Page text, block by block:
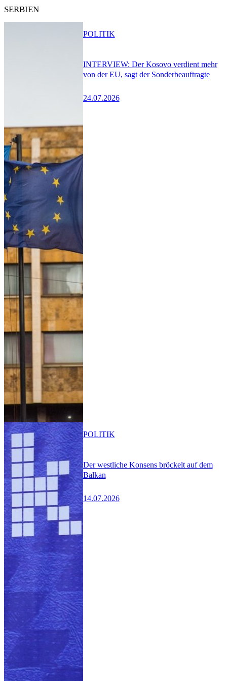
SERBIEN
INTERVIEW: Der Kosovo verdient mehr
von der EU, sagt der Sonderbeauftragte
24.07.2026
POLITIK
Der westliche Konsens bröckelt auf dem
Balkan
14.07.2026
POLITIK